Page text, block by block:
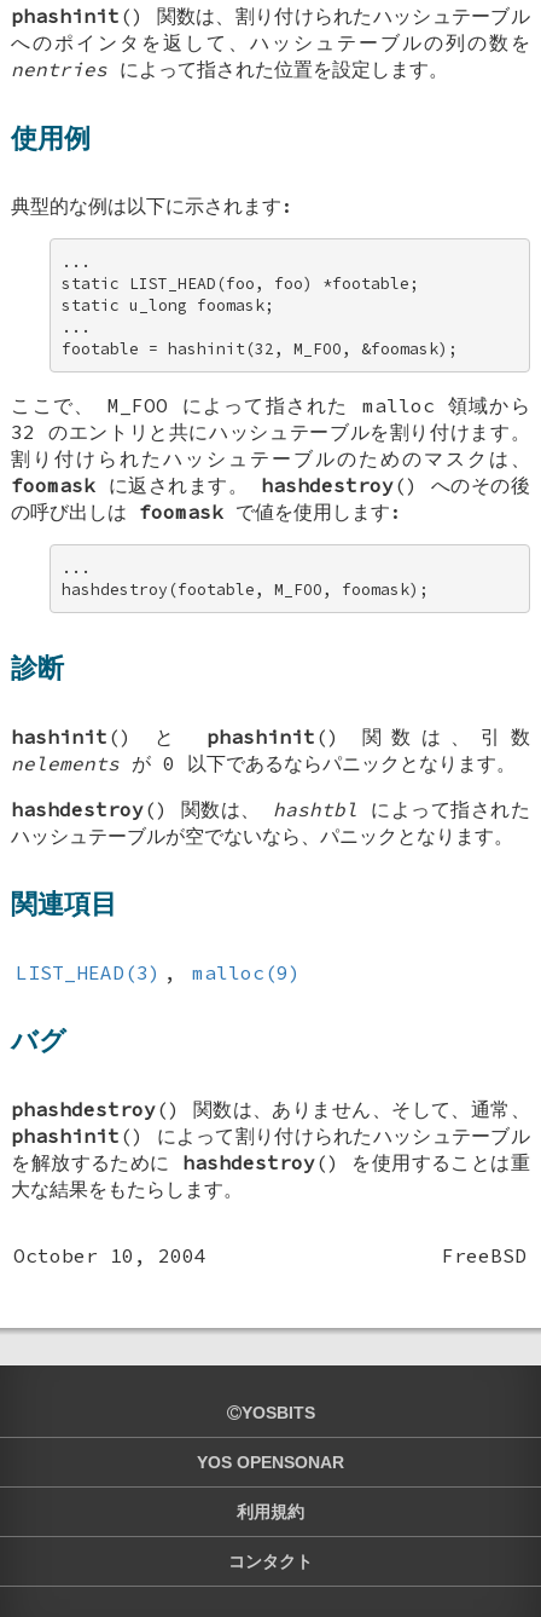
phashinit () 関数は、割り付けられたハッシュテーブル
へのポインタを返して、ハッシュテーブルの列の数を
nentries によって指された位置を設定します。
使用例
典型的な例は以下に示されます:
...
static LIST_HEAD(foo, foo) *footable;
static u_long foomask;
...
footable = hashinit(32, M_FOO, &foomask);
ここで、M_FOO によって指された malloc 領域から
32 のエントリと共にハッシュテーブルを割り付けます。
割り付けられたハッシュテーブルのためのマスクは、
foomask に返されます。 hashdestroy() へのその後
の呼び出しは foomask で値を使用します:
...
hashdestroy(footable, M_FOO, foomask);
診断
hashinit () と phashinit () 関数は、引数
nelements が 0 以下であるならパニックとなります。
hashdestroy() 関数は、 hashtbl
によって指された
ハッシュテーブルが空でないなら、パニックとなります。
関連項目
LIST_HEAD(3) , malloc(9)
バグ
phashdestroy() 関数は、ありません、そして、通常、
phashinit () によって割り付けられたハッシュテーブル
を解放するために hashdestroy() を使用することは重
大な結果をもたらします。
October 10, 2004 FreeBSD
YOSBITS
YOS OPENSONAR
利用規約
コンタクト